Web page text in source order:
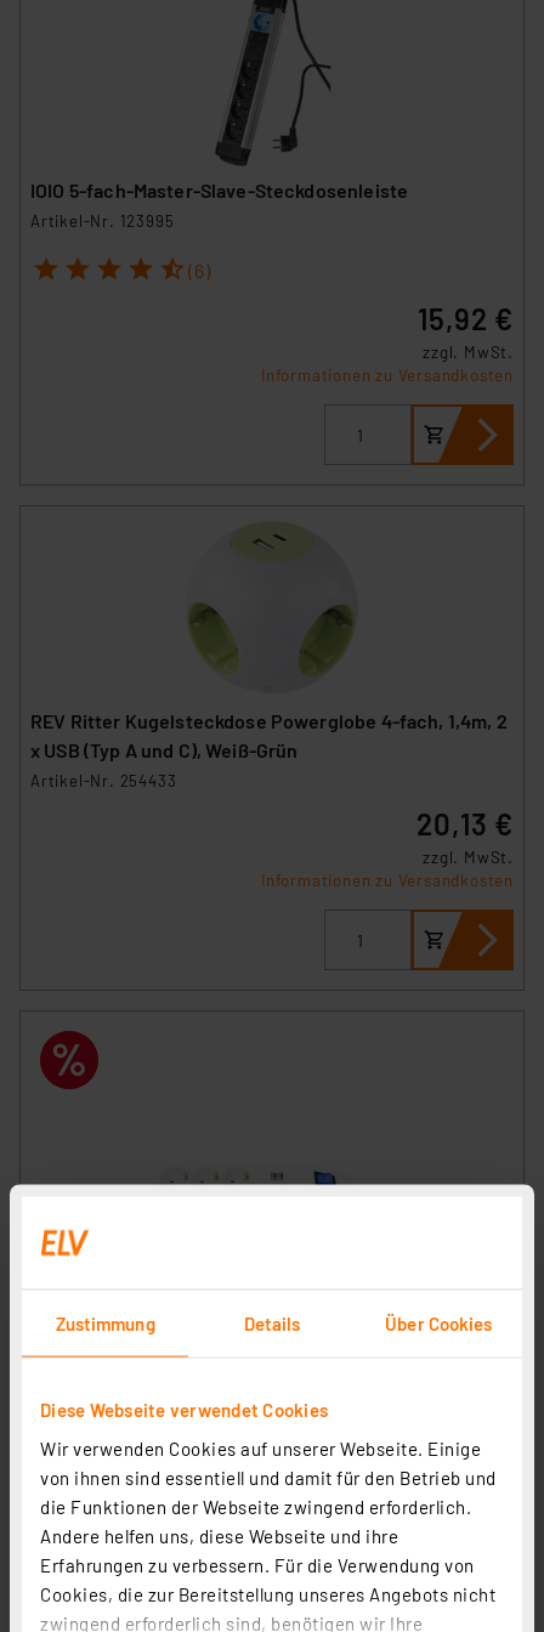
Zustimmung Details Über Cookies
Diese Webseite verwendet Cookies
Wir verwenden Cookies auf unserer Webseite. Einige
von ihnen sind essentiell und damit für den Betrieb und
die Funktionen der Webseite zwingend erforderlich.
Andere helfen uns, diese Webseite und ihre
Erfahrungen zu verbessern. Für die Verwendung von
Cookies, die zur Bereitstellung unseres Angebots nicht
zwingend erforderlich sind, benötigen wir Ihre
IOIO 5-fach-Master-Slave-Steckdosenleiste
Artikel-Nr. 123995
1 2 3 4 5 (6)
15,92 €
zzgl. MwSt.
Informationen zu Versandkosten
REV Ritter Kugelsteckdose Powerglobe 4-fach, 1,4m, 2
x USB (Typ A und C), Weiß-Grün
Artikel-Nr. 254433
20,13 €
zzgl. MwSt.
Informationen zu Versandkosten
Artikel-Nr. 250088
zzgl. MwSt.
Informationen zu Versandkosten